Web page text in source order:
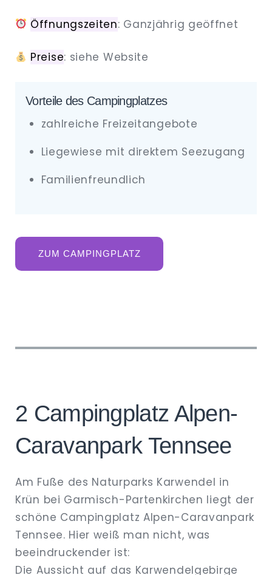
Öffnungszeiten: Ganzjährig geöffnet
Preise: siehe Website
Vorteile des Campingplatzes
zahlreiche Freizeitangebote
Liegewiese mit direktem Seezugang
Familienfreundlich
ZUM CAMPINGPLATZ
2 Campingplatz Alpen-
Caravanpark Tennsee
Am Fuße des Naturparks Karwendel in
Krün bei Garmisch-Partenkirchen liegt der
schöne Campingplatz Alpen-Caravanpark
Tennsee. Hier weiß man nicht, was
beeindruckender ist:
Die Aussicht auf das Karwendelgebirge